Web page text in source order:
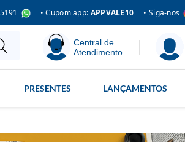
• Cupom app: APPVALE10 • Siga-nos
Central de
Atendimento
PRESENTES LANÇAMENTOS